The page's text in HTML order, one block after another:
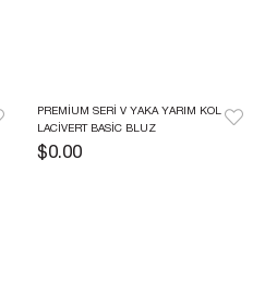
PREMIUM SERI V YAKA YARIM KOL
LACIVERT BASIC BLUZ
$0.00